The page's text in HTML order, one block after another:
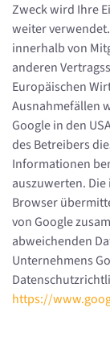
Zweck wird Ihre
weiter
innerhalb von
anderen
Europäischen
Ausnahmefällen
Google in den
des Betreibers
Informationen
auszuwerten. Die
Browser
von Google
abweichenden
Unternehmens
https://